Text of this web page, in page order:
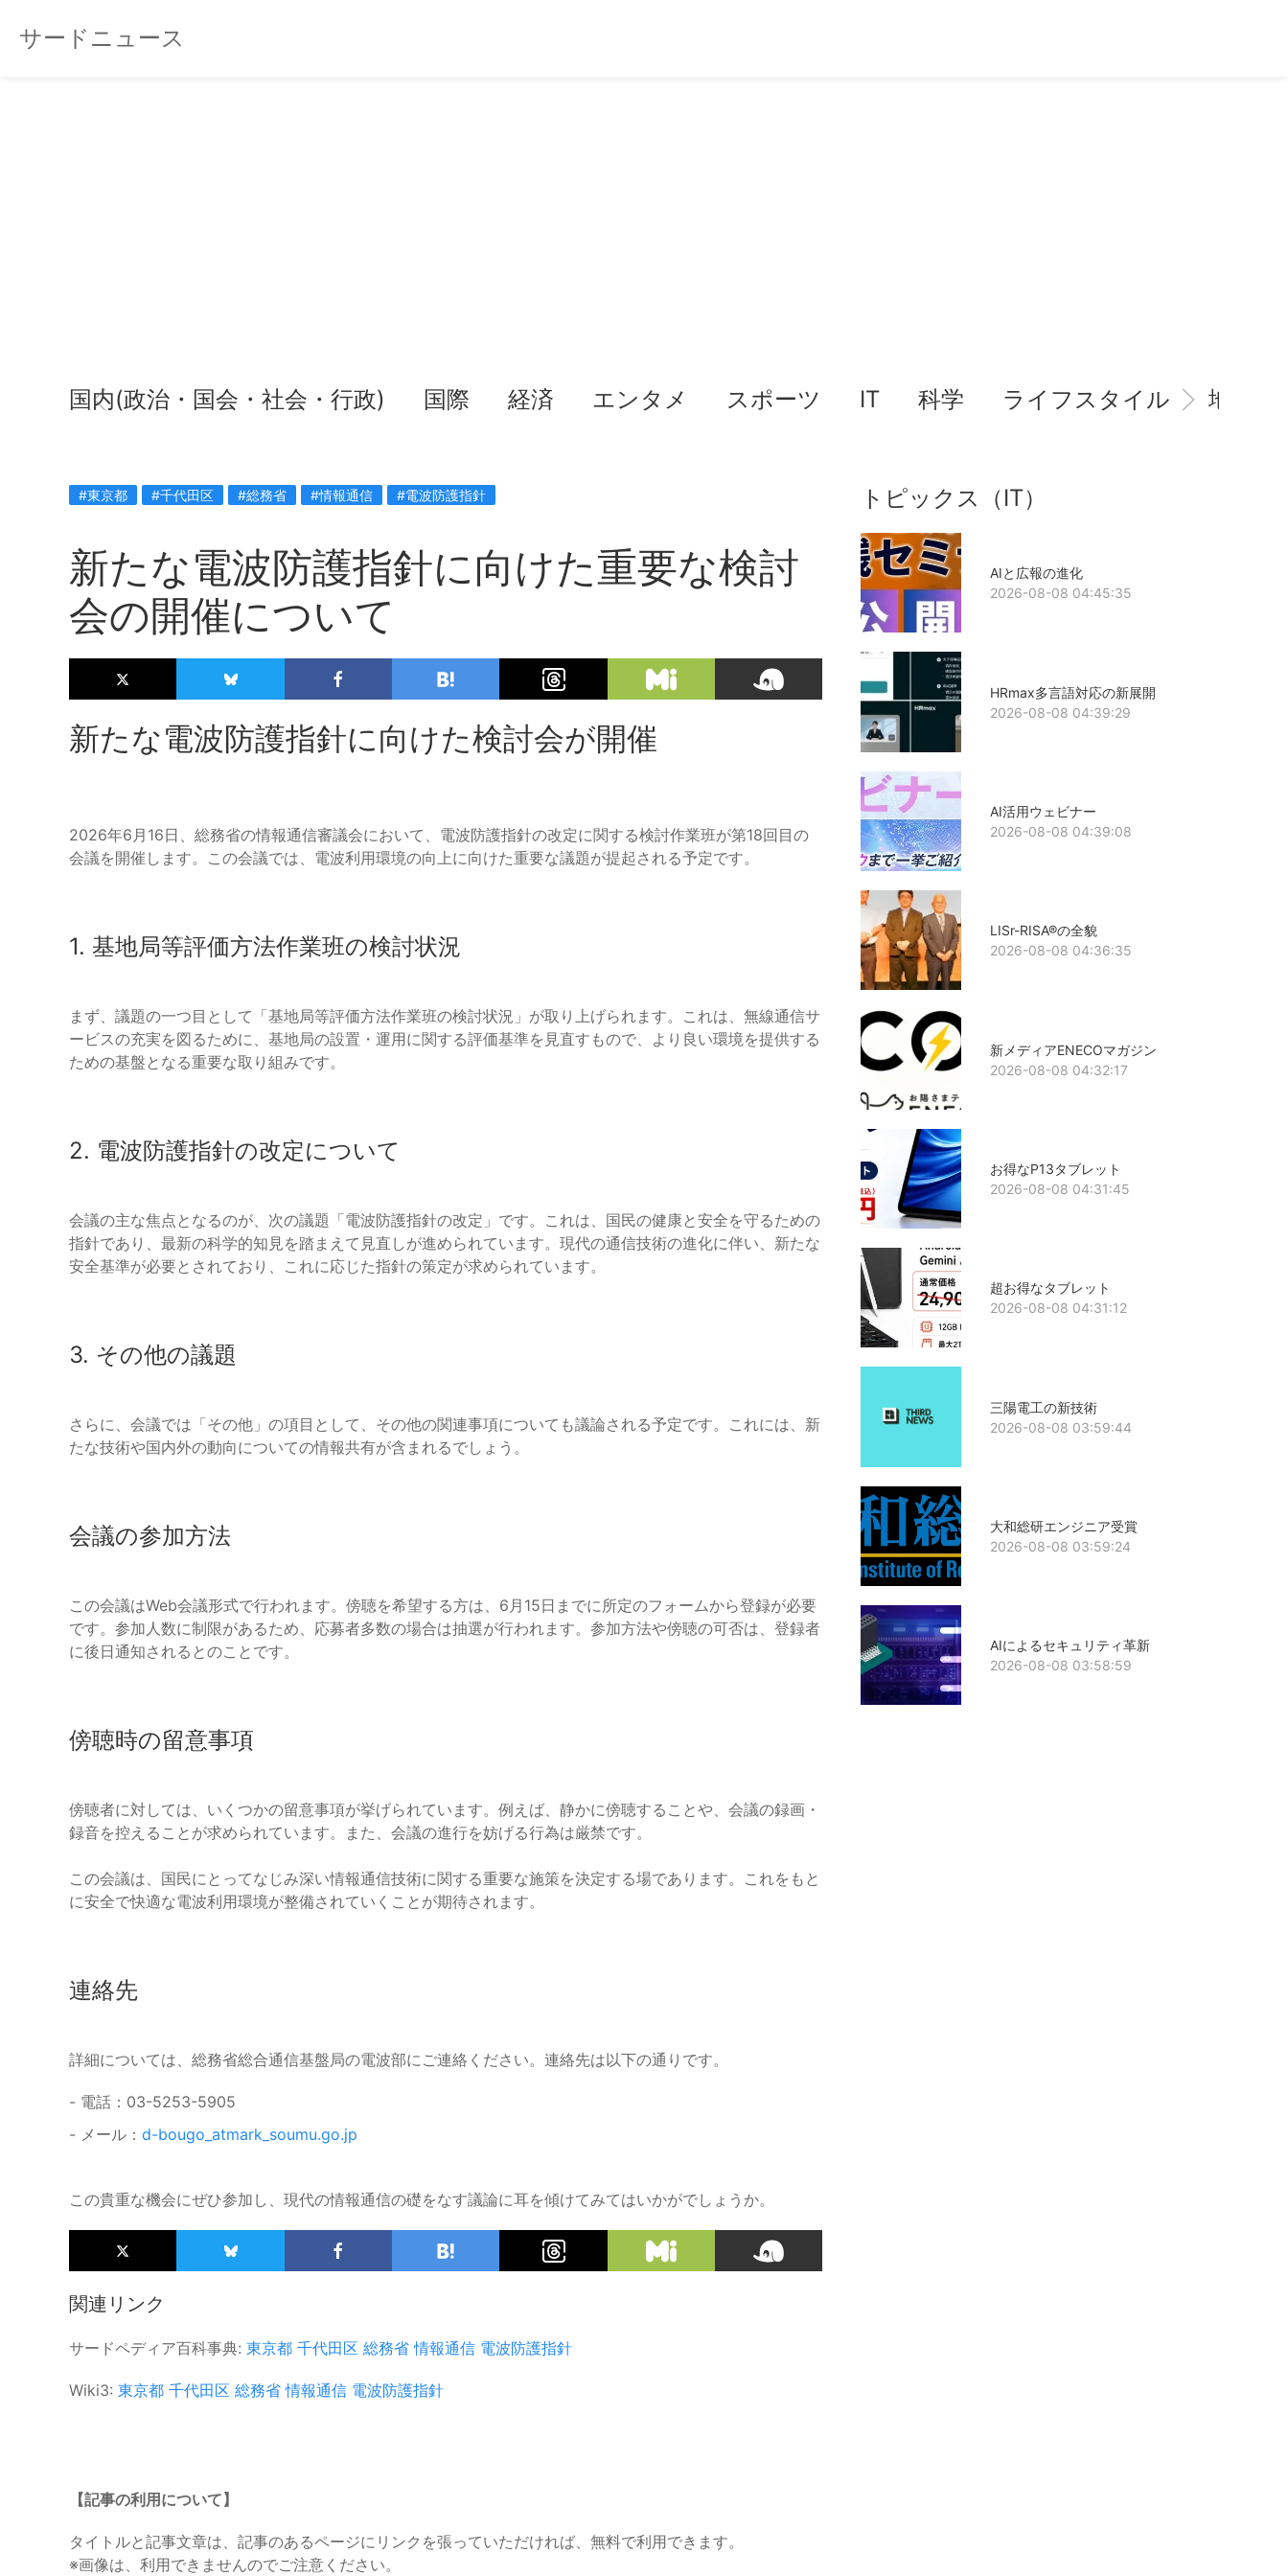
サードニュース
国内(政治・国会・社会・行政) 国際 経済 エンタメ スポーツ IT 科学 ライフスタイル 地域情
#東京都 #千代田区 #総務省 #情報通信 #電波防護指針
新たな電波防護指針に向けた重要な検討
会の開催について
新たな電波防護指針に向けた検討会が開催
2026年6月16日、総務省の情報通信審議会において、電波防護指針の改定に関する検討作業班が第18回目の
会議を開催します。この会議では、電波利用環境の向上に向けた重要な議題が提起される予定です。
1. 基地局等評価方法作業班の検討状況
まず、議題の一つ目として「基地局等評価方法作業班の検討状況」が取り上げられます。これは、無線通信サ
ービスの充実を図るために、基地局の設置・運用に関する評価基準を見直すもので、より良い環境を提供する
ための基盤となる重要な取り組みです。
2. 電波防護指針の改定について
会議の主な焦点となるのが、次の議題「電波防護指針の改定」です。これは、国民の健康と安全を守るための
指針であり、最新の科学的知見を踏まえて見直しが進められています。現代の通信技術の進化に伴い、新たな
安全基準が必要とされており、これに応じた指針の策定が求められています。
3. その他の議題
さらに、会議では「その他」の項目として、その他の関連事項についても議論される予定です。これには、新
たな技術や国内外の動向についての情報共有が含まれるでしょう。
会議の参加方法
この会議はWeb会議形式で行われます。傍聴を希望する方は、6月15日までに所定のフォームから登録が必要
です。参加人数に制限があるため、応募者多数の場合は抽選が行われます。参加方法や傍聴の可否は、登録者
に後日通知されるとのことです。
傍聴時の留意事項
傍聴者に対しては、いくつかの留意事項が挙げられています。例えば、静かに傍聴することや、会議の録画・
録音を控えることが求められています。また、会議の進行を妨げる行為は厳禁です。
この会議は、国民にとってなじみ深い情報通信技術に関する重要な施策を決定する場であります。これをもと
に安全で快適な電波利用環境が整備されていくことが期待されます。
連絡先
詳細については、総務省総合通信基盤局の電波部にご連絡ください。連絡先は以下の通りです。
- 電話：03-5253-5905
- メール： d-bougo_atmark_soumu.go.jp
この貴重な機会にぜひ参加し、現代の情報通信の礎をなす議論に耳を傾けてみてはいかがでしょうか。
関連リンク
サードペディア百科事典: 東京都 千代田区 総務省 情報通信 電波防護指針
Wiki3: 東京都 千代田区 総務省 情報通信 電波防護指針
トピックス（IT）
AIと広報の進化
2026-08-08 04:45:35
HRmax多言語対応の新展開
2026-08-08 04:39:29
AI活用ウェビナー
2026-08-08 04:39:08
LISr-RISA®の全貌
2026-08-08 04:36:35
新メディアENECOマガジン
2026-08-08 04:32:17
お得なP13タブレット
2026-08-08 04:31:45
超お得なタブレット
2026-08-08 04:31:12
三陽電工の新技術
2026-08-08 03:59:44
大和総研エンジニア受賞
2026-08-08 03:59:24
AIによるセキュリティ革新
2026-08-08 03:58:59
【記事の利用について】
タイトルと記事文章は、記事のあるページにリンクを張っていただければ、無料で利用できます。
※画像は、利用できませんのでご注意ください。